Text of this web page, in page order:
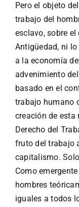
Pero el objeto
trabajo del
esclavo, sobre
Antigüedad, ni
a la economía
advenimiento
basado en el
trabajo humano
creación de esta
Derecho del
fruto del trabajo
capitalismo.
Como
hombres
iguales a todos